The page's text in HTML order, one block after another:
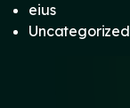
eius
Uncategorized